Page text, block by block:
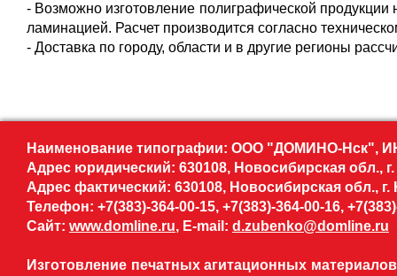
- Возможно изготовление полиграфической
ламинацией. Расчет производится согласно
- Доставка по городу, области и в другие регионы
Наименование типографии: ООО "ДОМИНО-Нск",
Адрес юридический: 630108, Новосибирская обл.,
Адрес фактический: 630108, Новосибирская обл.,
Телефон: +7(383)-364-00-15, +7(383)-364-00-16,
Сайт: www.domline.ru, E-mail: d.zubenko@domline.ru
Изготовление печатных агитационных